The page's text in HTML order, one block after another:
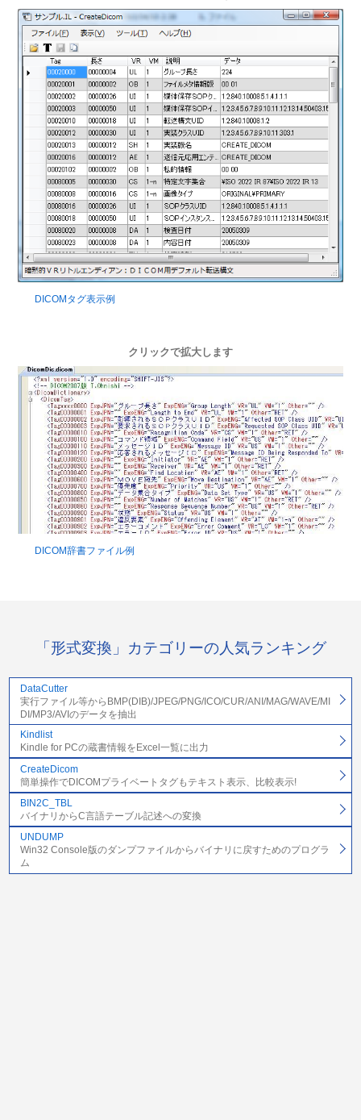
DICOMタグ表示例
クリックで拡大します
DICOM辞書ファイル例
「形式変換」カテゴリーの人気ランキング
DataCutter
実行ファイル等からBMP(DIB)/JPEG/PNG/ICO/CUR/ANI/MAG/WAVE/MI
DI/MP3/AVIのデータを抽出
Kindlist
Kindle for PCの蔵書情報をExcel一覧に出力
CreateDicom
簡単操作でDICOMプライベートタグもテキスト表示、比較表示!
BIN2C_TBL
バイナリからC言語テーブル記述への変換
UNDUMP
Win32 Console版のダンプファイルからバイナリに戻すためのプログラ
ム